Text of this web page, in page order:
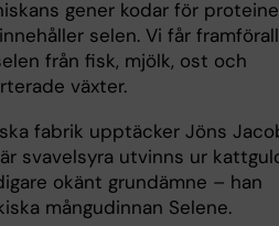
gener kodar för
selen. Vi får
från fisk, mjölk, ost och
växter.
fabrik upptäcker Jöns
svavelsyra utvinns ur
okänt grundämne – han
mångudinnan Selene.